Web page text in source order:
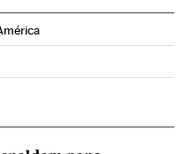
en Instagram
en Facebook